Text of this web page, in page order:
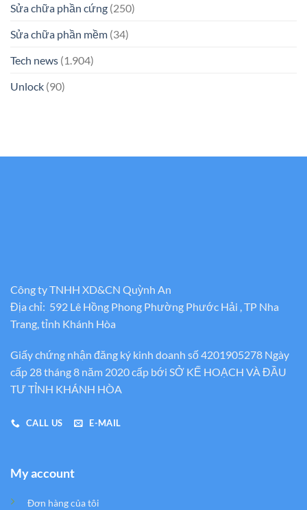
Sửa chữa phần cứng (250)
Sửa chữa phần mềm (34)
Tech news (1.904)
Unlock (90)
Công ty TNHH XD&CN Quỳnh An
Địa chỉ: 592 Lê Hồng Phong Phường Phước Hải , TP Nha
Trang, tỉnh Khánh Hòa
Giấy chứng nhận đăng ký kinh doanh số 4201905278 Ngày
cấp 28 tháng 8 năm 2020 cấp bới SỞ KẾ HOẠCH VÀ ĐẦU
TƯ TỈNH KHÁNH HÒA
CALL US E-MAIL
My account
Đơn hàng của tôi